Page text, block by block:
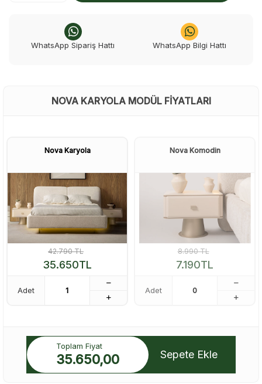
WhatsApp Sipariş Hattı WhatsApp Bilgi Hattı
NOVA KARYOLA MODÜL FIYATLARI
Nova Karyola
42.790TL
35.650TL
Adet
Nova Komodin
8.990TL
7.190TL
Adet
Toplam Fiyat
35.650,00 Sepete Ekle